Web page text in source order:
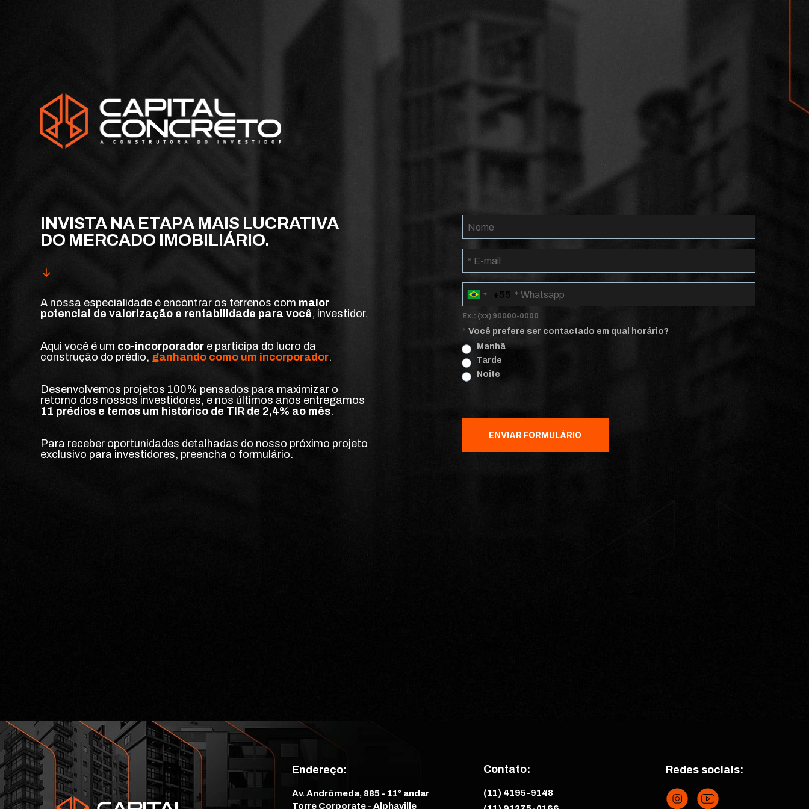
B
r
a
z
i
+
+55
Ex.: (xx) 90000-0000
* Você prefere ser contactado em qual horário?
Manhã
Tarde
Noite
ENVIAR FORMULÁRIO
INVISTA NA ETAPA MAIS LUCRATIVA
DO MERCADO IMOBILIÁRIO.
A nossa especialidade é encontrar os terrenos com maior
potencial de valorização e rentabilidade para você, investidor.
Aqui você é um co-incorporador e participa do lucro da
construção do prédio, ganhando como um incorporador.
Desenvolvemos projetos 100% pensados para maximizar o
retorno dos nossos investidores, e nos últimos anos entregamos
11 prédios e temos um histórico de TIR de 2,4% ao mês.
Para receber oportunidades detalhadas do nosso próximo projeto
exclusivo para investidores, preencha o formulário.
Contato:
Endereço: Redes sociais:
(11) 4195-9148
Av. Andrômeda, 885 - 11° andar
Torre Corporate - Alphaville